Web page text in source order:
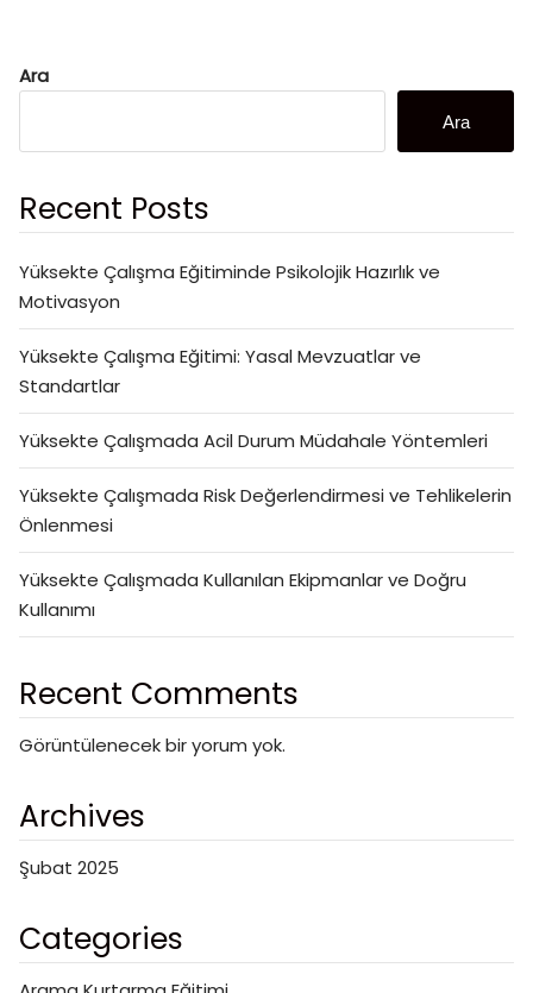
Ara
Ara
Recent Posts
Yüksekte Çalışma Eğitiminde Psikolojik Hazırlık ve
Motivasyon
Yüksekte Çalışma Eğitimi: Yasal Mevzuatlar ve
Standartlar
Yüksekte Çalışmada Acil Durum Müdahale Yöntemleri
Yüksekte Çalışmada Risk Değerlendirmesi ve Tehlikelerin
Önlenmesi
Yüksekte Çalışmada Kullanılan Ekipmanlar ve Doğru
Kullanımı
Recent Comments
Görüntülenecek bir yorum yok.
Archives
Şubat 2025
Categories